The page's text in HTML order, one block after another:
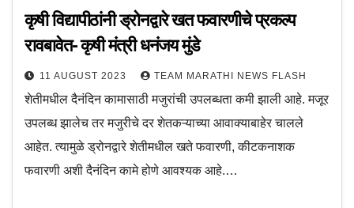
कृषी विद्यापीठांनी ड्रोनद्वारे खत फवारणीचे प्रकल्प
रावबावेत- कृषी मंत्री धनंजय मुंडे
11 AUGUST 2023 TEAM MARATHI NEWS FLASH
शेतीमधील दैनंदिन कामासाठी मजुरांची उपलब्धता कमी झाली आहे. मजूर
उपलब्ध झालेच तर मजुरीचे दर शेतकऱ्याच्या आवाक्याबाहेर चालले
आहेत. त्यामुळे ड्रोनद्वारे शेतीमधील खते फवारणी, कीटकनाशक
फवारणी अशी दैनंदिन कामे होणे आवश्यक आहे.…